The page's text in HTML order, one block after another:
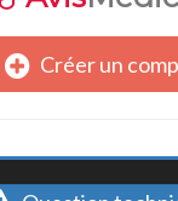
Créer un